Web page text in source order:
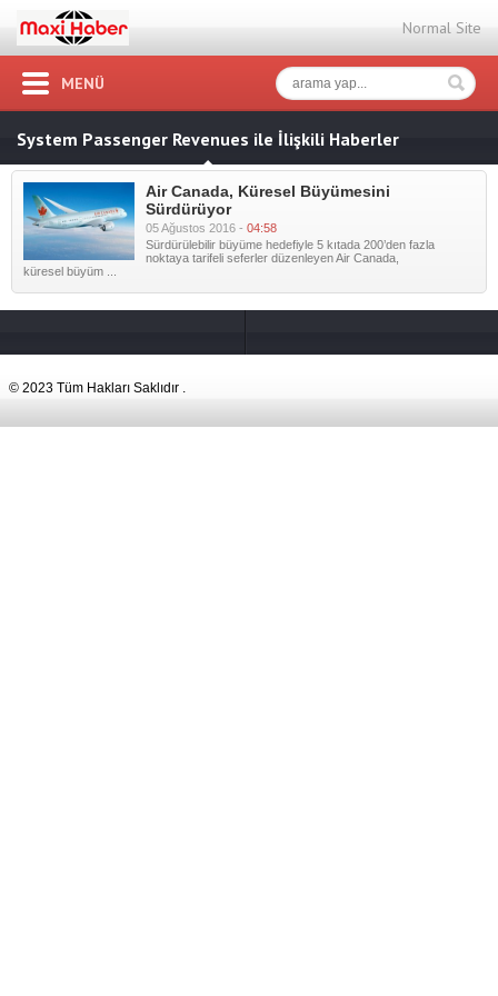
Normal Site
MENÜ
System Passenger Revenues ile İlişkili Haberler
Air Canada, Küresel Büyümesini
Sürdürüyor
05 Ağustos 2016 - 04:58
Sürdürülebilir büyüme hedefiyle 5 kıtada 200’den fazla
noktaya tarifeli seferler düzenleyen Air Canada,
küresel büyüm ...
© 2023 Tüm Hakları Saklıdır .